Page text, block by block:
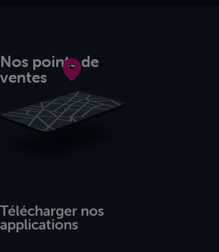
Nos points de
ventes
Télécharger nos
applications